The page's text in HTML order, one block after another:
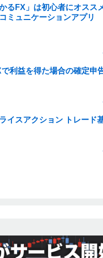
かるFX」は初心者にオスス
ミュニケーションアプリ
で利益を得た場合の確定申
イスアクション トレード